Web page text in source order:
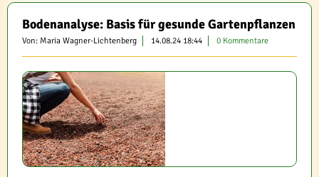
Bodenanalyse: Basis für gesunde Gartenpflanzen
Von: Maria Wagner-Lichtenberg 14.08.24 18:44 0 Kommentare